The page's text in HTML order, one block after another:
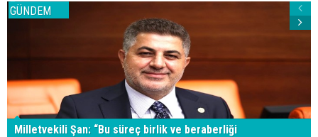
GÜNDEM
Milletvekili Şan: “Bu süreç birlik ve beraberliği